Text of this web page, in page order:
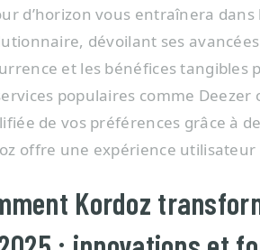
d’horizon vous entraînera
dévoilant ses
et les bénéfices tangibles
populaires comme
de vos préférences grâce à
offre une expérience
Kordoz